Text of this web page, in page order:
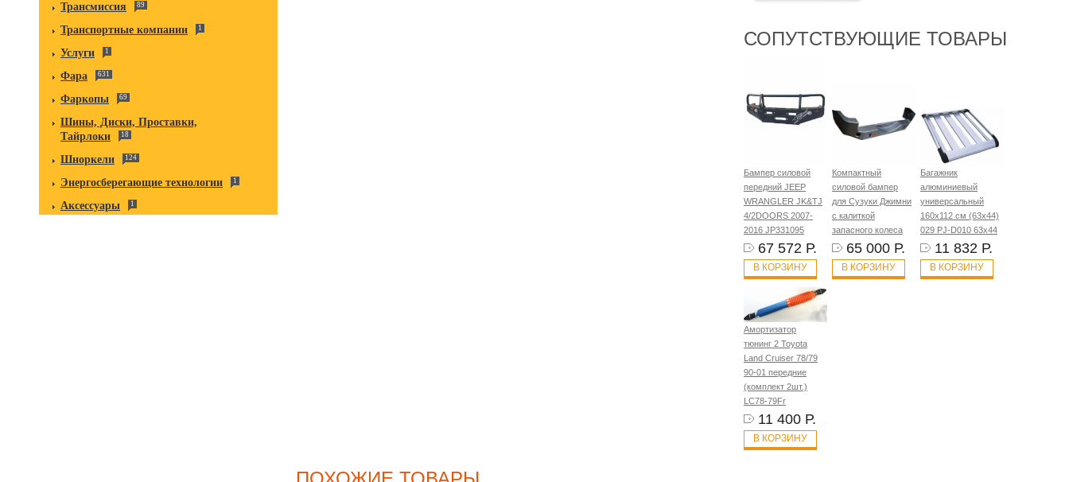
Трансмиссия 89
Транспортные компании 1
Услуги 1
Фара 631
Фаркопы 69
Шины, Диски, Проставки,
Тайрлоки
18
Шноркели 124
Энергосберегающие технологии 1
Аксессуары 1
СОПУТСТВУЮЩИЕ ТОВАРЫ
Бампер силовой
передний JEEP
WRANGLER JK&TJ
4/2DOORS 2007-
2016 JP331095
67 572 Р.
В КОРЗИНУ
Компактный
силовой бампер
для Сузуки Джимни
с калиткой
запасного колеса
65 000 Р.
В КОРЗИНУ
Багажник
алюминиевый
универсальный
160x112 см (63x44)
029 PJ-D010 63x44
11 832 Р.
В КОРЗИНУ
Амортизатор
тюнинг 2 Toyota
Land Cruiser 78/79
90-01 передние
(комплект 2шт.)
LC78-79Fr
11 400 Р.
В КОРЗИНУ